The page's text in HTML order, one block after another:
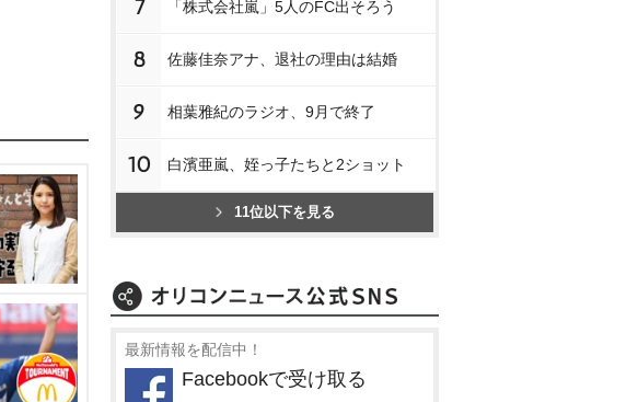
7 「株式会社嵐」5人のFC出そろう
8 佐藤佳奈アナ、退社の理由は結婚
9 相葉雅紀のラジオ、9月で終了
10 白濱亜嵐、姪っ子たちと2ショット
11位以下を見る
最新情報を配信中！
Facebookで受け取る